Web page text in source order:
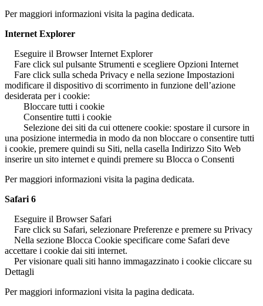
Per maggiori informazioni visita la pagina dedicata.
Internet Explorer
Eseguire il Browser Internet Explorer
Fare click sul pulsante Strumenti e scegliere Opzioni Internet
Fare click sulla scheda Privacy e nella sezione Impostazioni
modificare il dispositivo di scorrimento in funzione dell’azione
desiderata per i cookie:
Bloccare tutti i cookie
Consentire tutti i cookie
Selezione dei siti da cui ottenere cookie: spostare il cursore in
una posizione intermedia in modo da non bloccare o consentire tutti
i cookie, premere quindi su Siti, nella casella Indirizzo Sito Web
inserire un sito internet e quindi premere su Blocca o Consenti
Per maggiori informazioni visita la pagina dedicata.
Safari 6
Eseguire il Browser Safari
Fare click su Safari, selezionare Preferenze e premere su Privacy
Nella sezione Blocca Cookie specificare come Safari deve
accettare i cookie dai siti internet.
Per visionare quali siti hanno immagazzinato i cookie cliccare su
Dettagli
Per maggiori informazioni visita la pagina dedicata.